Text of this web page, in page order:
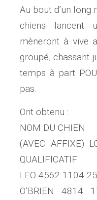
Au bout d’un long
chiens lancent
mèneront à vive
groupé, chassant
temps à part
pas.
Ont obtenu :
NOM DU CHIEN
(AVEC AFFIXE)
QUALIFICATIF
LEO 4562 1104
O’BRIEN 4814